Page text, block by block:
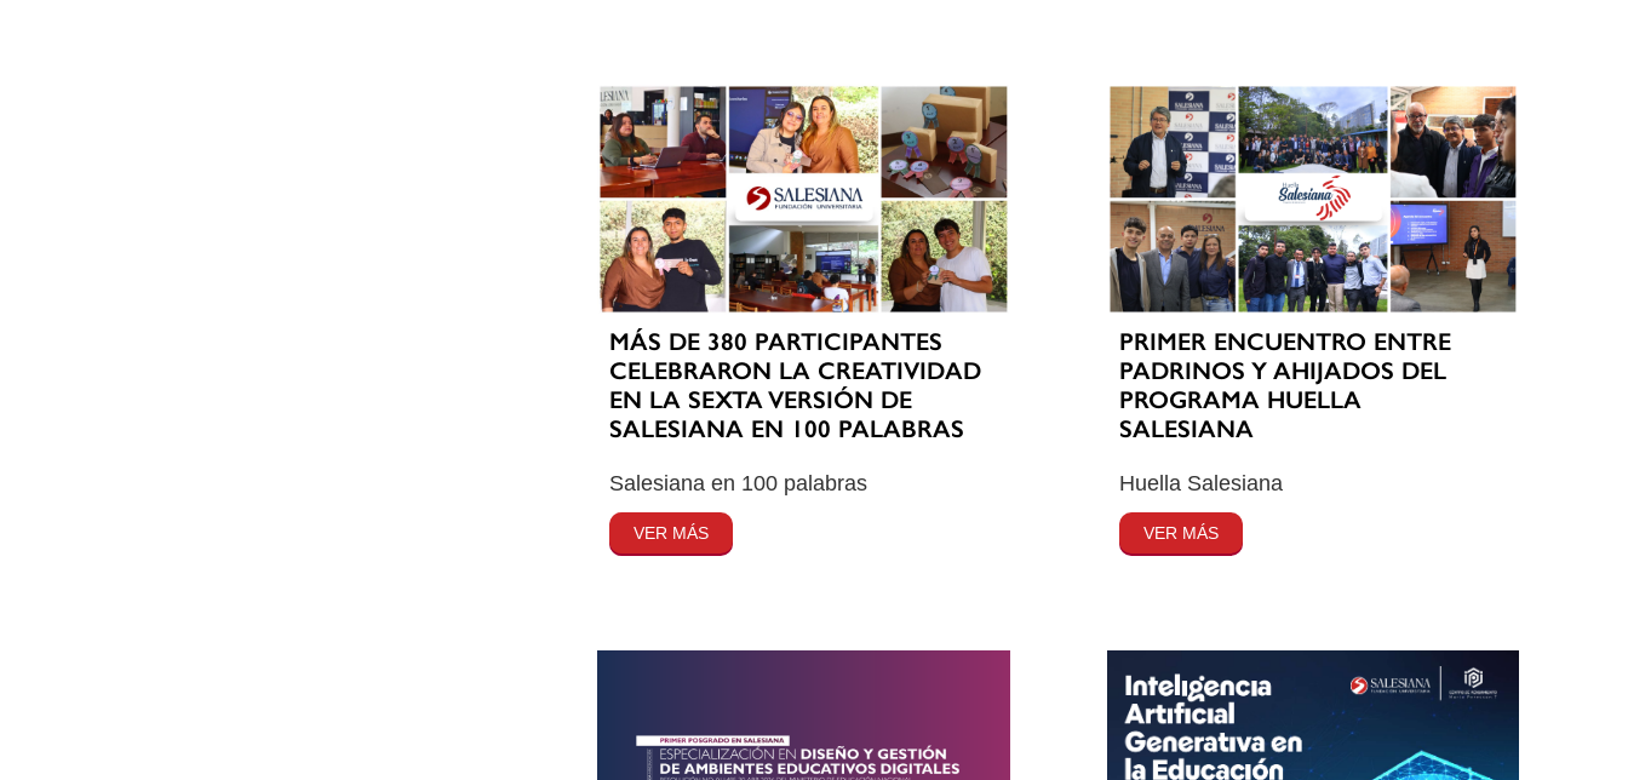
MÁS DE 380 PARTICIPANTES
CELEBRARON LA CREATIVIDAD
EN LA SEXTA VERSIÓN DE
SALESIANA EN 100 PALABRAS
Salesiana en 100 palabras
VER MÁS
PRIMER ENCUENTRO ENTRE
PADRINOS Y AHIJADOS DEL
PROGRAMA HUELLA
SALESIANA
Huella Salesiana
VER MÁS